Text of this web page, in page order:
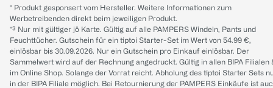
* Produkt gesponsert vom Hersteller. Weitere Informationen zum
Werbetreibenden direkt beim jeweiligen Produkt.
*³ Nur mit gültiger jö Karte. Gültig auf alle PAMPERS Windeln, Pants und
Feuchttücher. Gutschein für ein tiptoi Starter-Set im Wert von 54.99 €,
einlösbar bis 30.09.2026. Nur ein Gutschein pro Einkauf einlösbar. Der
Sammelwert wird auf der Rechnung angedruckt. Gültig in allen BIPA Filialen
im Online Shop. Solange der Vorrat reicht. Abholung des tiptoi Starter Sets
in der BIPA Filiale möglich. Bei Retournierung der PAMPERS Einkäufe ist